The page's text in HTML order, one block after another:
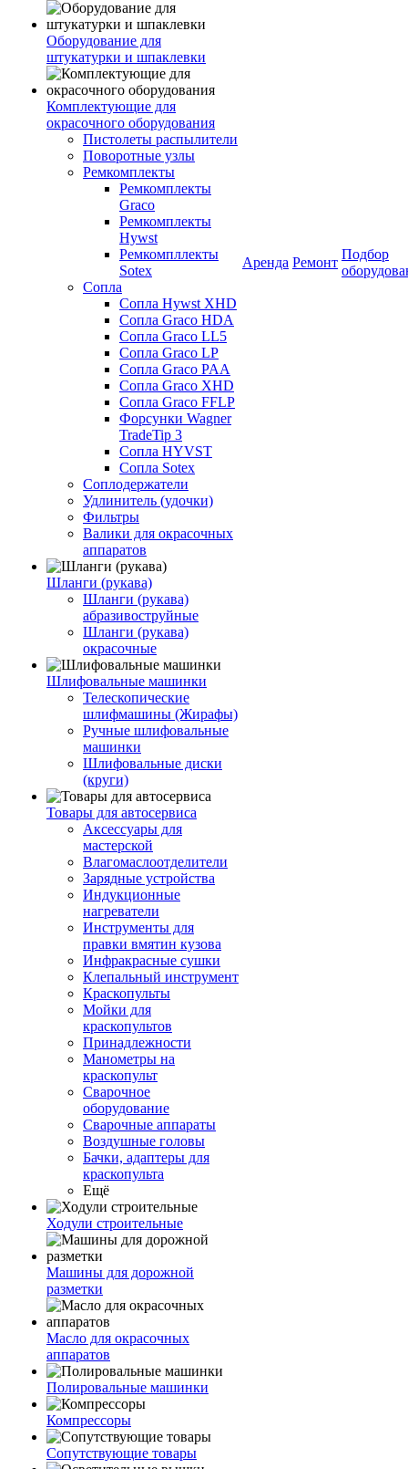
Оборудование для
штукатурки и шпаклевки
Комплектующие для
окрасочного оборудования
Пистолеты распылители
Поворотные узлы
Ремкомплекты
Ремкомплекты
Graco
Ремкомплекты
Hywst
Ремкомпллекты
Sotex
Сопла
Сопла Hywst XHD
Сопла Graco HDA
Сопла Graco LL5
Сопла Graco LP
Сопла Graco PAA
Сопла Graco XHD
Сопла Graco FFLP
Форсунки Wagner
TradeTip 3
Сопла HYVST
Сопла Sotex
Соплодержатели
Удлинитель (удочки)
Фильтры
Валики для окрасочных
аппаратов
Шланги (рукава)
Шланги (рукава)
абразивоструйные
Шланги (рукава)
окрасочные
Шлифовальные машинки
Телескопические
шлифмашины (Жирафы)
Ручные шлифовальные
машинки
Шлифовальные диски
(круги)
Товары для автосервиса
Аксессуары для
мастерской
Влагомаслоотделители
Зарядные устройства
Индукционные
нагреватели
Инструменты для
правки вмятин кузова
Инфракрасные сушки
Клепальный инструмент
Краскопульты
Мойки для
краскопультов
Принадлежности
Манометры на
краскопульт
Сварочное
оборудование
Сварочные аппараты
Воздушные головы
Бачки, адаптеры для
краскопульта
Ещё
Ходули строительные
Машины для дорожной
разметки
Масло для окрасочных
аппаратов
Полировальные машинки
Компрессоры
Сопутствующие товары
Аренда Ремонт
Подбор